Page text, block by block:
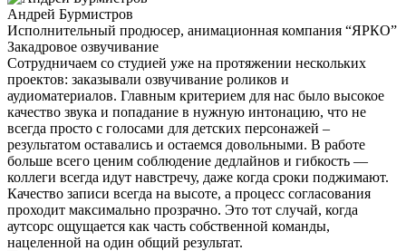
Андрей Бурмистров
Исполнительный продюсер, анимационная компания “ЯРКО”
Закадровое озвучивание
Сотрудничаем со студией уже на протяжении нескольких
проектов: заказывали озвучивание роликов и
аудиоматериалов. Главным критерием для нас было высокое
качество звука и попадание в нужную интонацию, что не
всегда просто с голосами для детских персонажей –
результатом оставались и остаемся довольными. В работе
больше всего ценим соблюдение дедлайнов и гибкость —
коллеги всегда идут навстречу, даже когда сроки поджимают.
Качество записи всегда на высоте, а процесс согласования
проходит максимально прозрачно. Это тот случай, когда
аутсорс ощущается как часть собственной команды,
нацеленной на один общий результат.